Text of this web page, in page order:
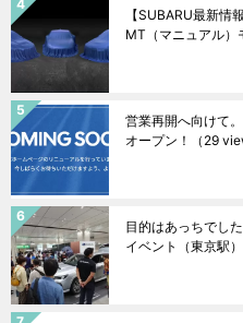
【SUBARU最新情
MT（マニュアル）
営業再開へ向けて
オープン！
（29
目的はあっちでし
イベント（東京駅）